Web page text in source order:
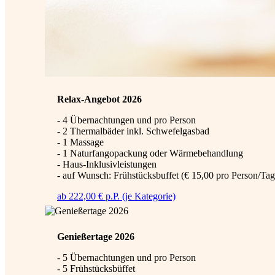
Relax-Angebot 2026
- 4 Übernachtungen und pro Person
- 2 Thermalbäder inkl. Schwefelgasbad
- 1 Massage
- 1 Naturfangopackung oder Wärmebehandlung
- Haus-Inklusivleistungen
- auf Wunsch: Frühstücksbuffet (€ 15,00 pro Person/
ab 222,00 € p.P. (je Kategorie)
Genießertage 2026
- 5 Übernachtungen und pro Person
- 5 Frühstücksbüffet